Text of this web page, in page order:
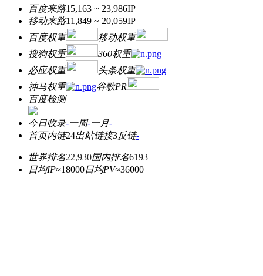
百度来路15,163 ~ 23,986IP
移动来路11,849 ~ 20,059IP
百度权重
移动权重
搜狗权重
360权重
必应权重
头条权重
神马权重
谷歌PR
百度检测
今日收录-一周-一月-
首页内链24出站链接3反链-
世界排名22,930国内排名6193
日均IP≈18000日均PV≈36000